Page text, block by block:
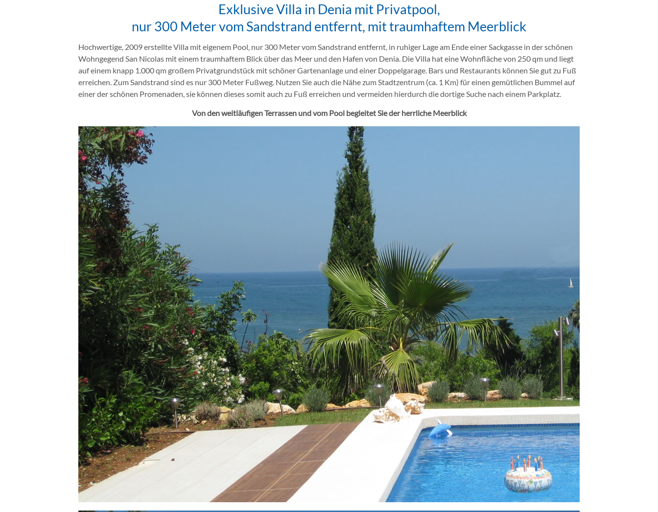
Exklusive Villa in Denia mit Privatpool,
nur 300 Meter vom Sandstrand entfernt, mit traumhaftem Meerblick
Hochwertige, 2009 erstellte Villa mit eigenem Pool, nur 300 Meter vom Sandstrand entfernt, in ruhiger Lage am Ende einer Sackgasse in der schönen
Wohngegend San Nicolas mit einem traumhaftem Blick über das Meer und den Hafen von Denia. Die Villa hat eine Wohnfläche von 250 qm und liegt
auf einem knapp 1.000 qm großem Privatgrundstück mit schöner Gartenanlage und einer Doppelgarage. Bars und Restaurants können Sie gut zu Fuß
erreichen. Zum Sandstrand sind es nur 300 Meter Fußweg. Nutzen Sie auch die Nähe zum Stadtzentrum (ca. 1 Km) für einen gemütlichen Bummel auf
einer der schönen Promenaden, sie können dieses somit auch zu Fuß erreichen und vermeiden hierdurch die dortige Suche nach einem Parkplatz.
Von den weitläufigen Terrassen und vom Pool begleitet Sie der herrliche Meerblick